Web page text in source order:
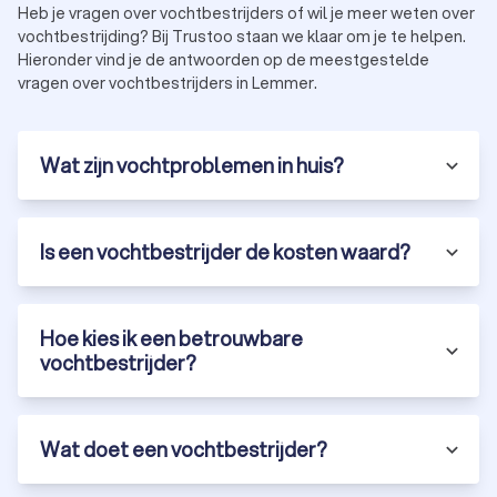
methode voor bestrijding.
zichtbaar worden. Denk aan vochtplekken, afbladderende
verf, of zelfs schimmelvorming. Deze problemen zijn niet
alleen schadelijk voor je woning, maar brengen ook ernstige
ademhalingsproblemen. Professionele bestrijding van
Met een gerichte aanpak, zoals injecties tegen optrekkend
vocht, het coaten van buitenmuren of het herstellen van
beschadigd voegwerk, wordt niet alleen de schade hersteld,
maar ook de oorzaak aangepakt. Door je muren op tijd te laten
behandelen, voorkom je dat het probleem zich uitbreidt en
Heb je vragen over vochtbestrijders of wil je meer weten over
vochtbestrijding? Bij Trustoo staan we klaar om je te helpen.
Hieronder vind je de antwoorden op de meestgestelde
vragen over vochtbestrijders in Lemmer.
Wat zijn vochtproblemen in huis?
Is een vochtbestrijder de kosten waard?
Hoe kies ik een betrouwbare
vochtbestrijder?
Wat doet een vochtbestrijder?